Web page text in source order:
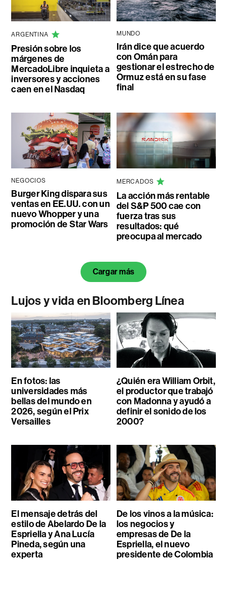
ARGENTINA
Presión sobre los
márgenes de
MercadoLibre inquieta a
inversores y acciones
caen en el Nasdaq
MUNDO
Irán dice que acuerdo
con Omán para
gestionar el estrecho de
Ormuz está en su fase
final
NEGOCIOS
Burger King dispara sus
ventas en EE.UU. con un
nuevo Whopper y una
promoción de Star Wars
MERCADOS
La acción más rentable
del S&P 500 cae con
fuerza tras sus
resultados: qué
preocupa al mercado
Cargar más
Lujos y vida en Bloomberg Línea
En fotos: las
universidades más
bellas del mundo en
2026, según el Prix
Versailles
¿Quién era William Orbit,
el productor que trabajó
con Madonna y ayudó a
definir el sonido de los
2000?
El mensaje detrás del
estilo de Abelardo De la
Espriella y Ana Lucía
Pineda, según una
experta
De los vinos a la música:
los negocios y
empresas de De la
Espriella, el nuevo
presidente de Colombia